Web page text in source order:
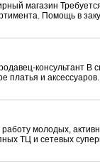
магазин
Помощь в
консультант
платья и
молодых,
ТЦ и сетевых